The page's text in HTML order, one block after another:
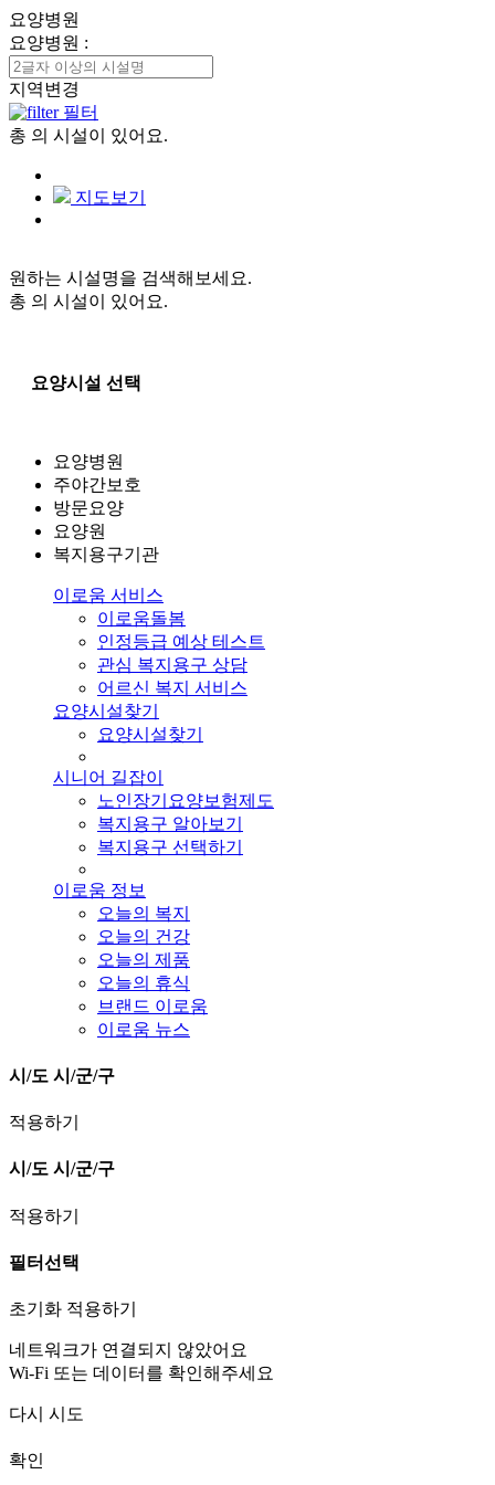
요양병원
요양병원 :
지역변경
필터
총 의 시설이 있어요.
지도보기
원하는 시설명을 검색해보세요.
총 의 시설이 있어요.
요양시설 선택
요양병원
주야간보호
방문요양
요양원
복지용구기관
이로움 서비스
이로움돌봄
인정등급 예상 테스트
관심 복지용구 상담
어르신 복지 서비스
요양시설찾기
요양시설찾기
시니어 길잡이
노인장기요양보험제도
복지용구 알아보기
복지용구 선택하기
이로움 정보
오늘의 복지
오늘의 건강
오늘의 제품
오늘의 휴식
브랜드 이로움
이로움 뉴스
시/도 시/군/구
적용하기
시/도 시/군/구
적용하기
필터선택
초기화 적용하기
네트워크가 연결되지 않았어요
Wi-Fi 또는 데이터를 확인해주세요
다시 시도
확인